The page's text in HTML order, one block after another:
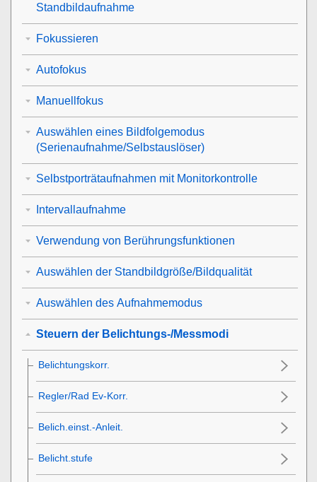
Standbildaufnahme
Fokussieren
Autofokus
Manuellfokus
Auswählen eines Bildfolgemodus
(Serienaufnahme/Selbstauslöser)
Selbstporträtaufnahmen mit Monitorkontrolle
Intervallaufnahme
Verwendung von Berührungsfunktionen
Auswählen der Standbildgröße/Bildqualität
Auswählen des Aufnahmemodus
Steuern der Belichtungs-/Messmodi
Belichtungskorr.
Regler/Rad Ev-Korr.
Belich.einst.-Anleit.
Belicht.stufe